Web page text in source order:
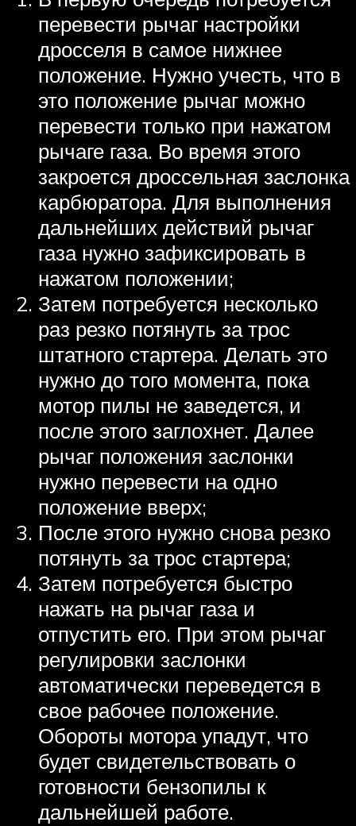
перевести рычаг настройки
дросселя в самое нижнее
положение. Нужно учесть, что в
это положение рычаг можно
перевести только при нажатом
рычаге газа. Во время этого
закроется дроссельная заслонка
карбюратора. Для выполнения
дальнейших действий рычаг
газа нужно зафиксировать в
нажатом положении;
Затем потребуется несколько
раз резко потянуть за трос
штатного стартера. Делать это
нужно до того момента, пока
мотор пилы не заведется, и
после этого заглохнет. Далее
рычаг положения заслонки
нужно перевести на одно
положение вверх;
После этого нужно снова резко
потянуть за трос стартера;
Затем потребуется быстро
нажать на рычаг газа и
отпустить его. При этом рычаг
регулировки заслонки
автоматически переведется в
свое рабочее положение.
Обороты мотора упадут, что
будет свидетельствовать о
готовности бензопилы к
дальнейшей работе.